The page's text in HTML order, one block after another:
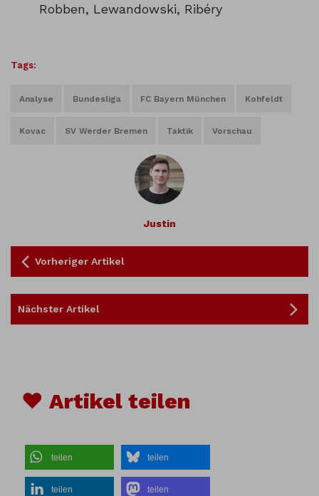
Robben, Lewandowski, Ribéry
Tags:
Analyse Bundesliga FC Bayern München Kohfeldt
Kovac SV Werder Bremen Taktik Vorschau
Justin
Vorheriger Artikel
Nächster Artikel
♥ Artikel teilen
teilen teilen
teilen teilen